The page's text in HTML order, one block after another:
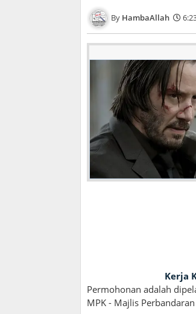
HambaAllah
Kerja
Permohonan adalah
MPK - Majlis